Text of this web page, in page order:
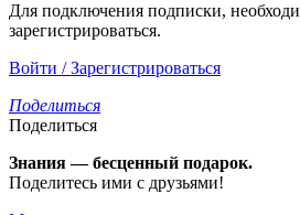
Для подключения подписки,
зарегистрироваться.
Войти / Зарегистрироваться
Поделиться
Поделиться
Знания — бесценный подарок.
Поделитесь ими с друзьями!